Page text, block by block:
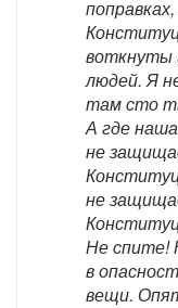
воткнуты
людей. Я
там сто
А где
не
не
Не спите!
в
вещи.